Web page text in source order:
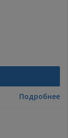
Подробнее